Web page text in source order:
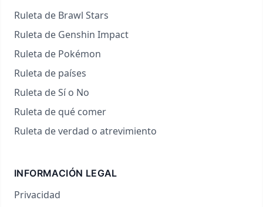
Ruleta de Brawl Stars
Ruleta de Genshin Impact
Ruleta de Pokémon
Ruleta de países
Ruleta de Sí o No
Ruleta de qué comer
Ruleta de verdad o atrevimiento
INFORMACIÓN LEGAL
Privacidad